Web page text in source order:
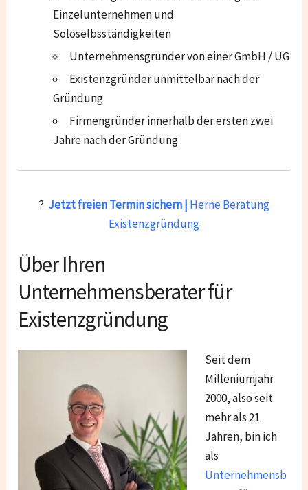
Einzelunternehmen und
Soloselbsständigkeiten
Unternehmensgründer von einer GmbH / UG
Existenzgründer unmittelbar nach der
Gründung
Firmengründer innerhalb der ersten zwei
Jahre nach der Gründung
? Jetzt freien Termin sichern | Herne Beratung
Existenzgründung
Über Ihren
Unternehmensberater für
Existenzgründung
Seit dem
Milleniumjahr
2000, also seit
mehr als 21
Jahren, bin ich
als
Unternehmensb